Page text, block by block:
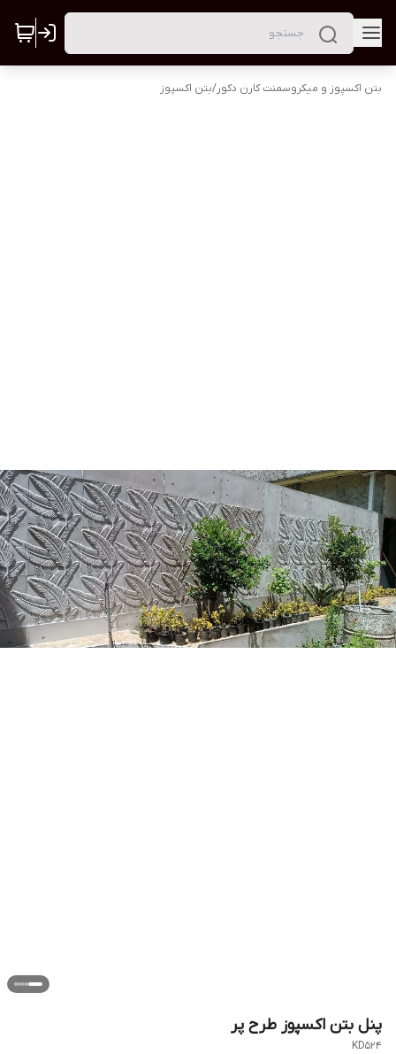
بتن اکسپوز و میکروسمنت کارن دکور/بتن اکسپوز
پنل بتن اکسپوز طرح پر
KD524